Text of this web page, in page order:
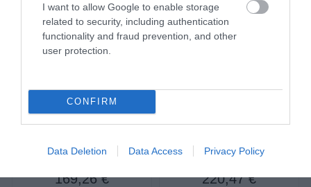
I want to allow Google to enable storage
related to security, including authentication
functionality and fraud prevention, and other
user protection.
CONFIRM
Data Deletion Data Access Privacy Policy
169,26 € 220,47 €